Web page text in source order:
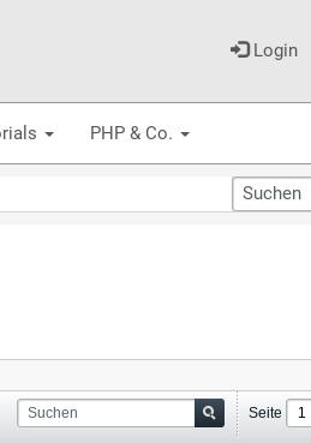
Login
PHP & Co.
Seite